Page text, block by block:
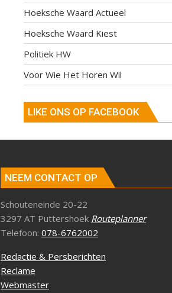
Hoeksche Waard Actueel
Hoeksche Waard Kiest
Politiek HW
Voor Wie Het Horen Wil
LIKE ONS OP FACEBOOK
NEEM CONTACT OP
Schouteneinde 20-22
3297 AT Puttershoek Routeplanner
Telefoon: 078-6762002
Redactie & Persberichten
Reclame
Webmaster